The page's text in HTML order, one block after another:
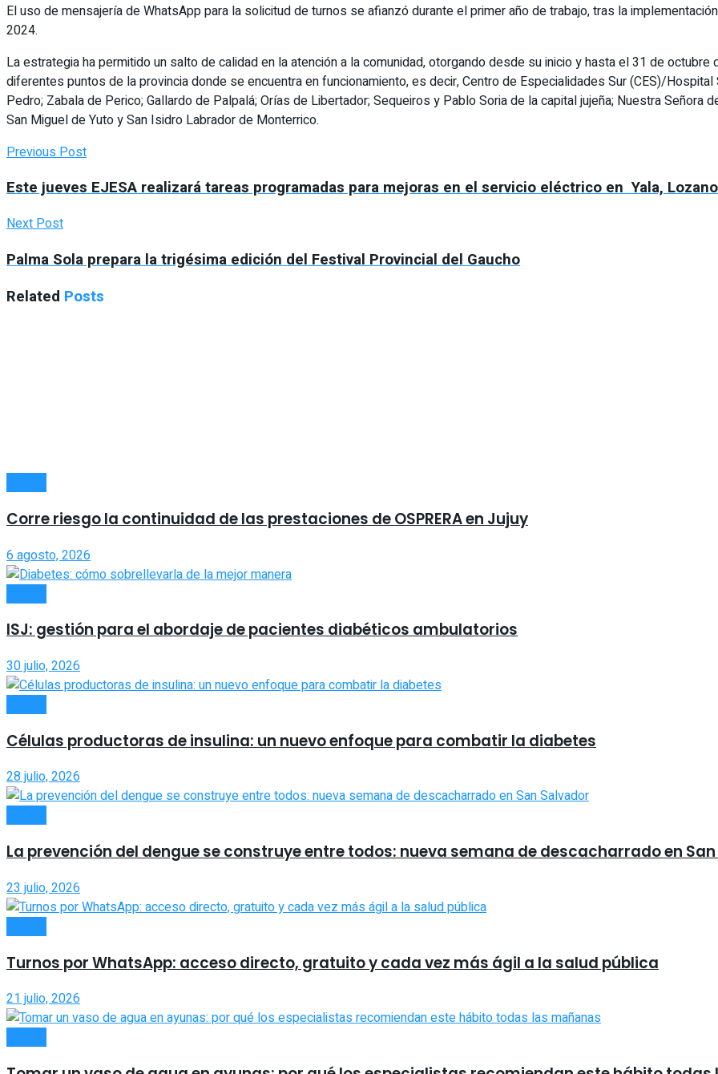
El uso de mensajería de WhatsApp para la solicitud de turnos se afianzó durante el primer año de trabajo, tras la
2024.
La estrategia ha permitido un salto de calidad en la atención a la comunidad, otorgando desde su inicio y hasta el 31 de
diferentes puntos de la provincia donde se encuentra en funcionamiento, es decir, Centro de Especialidades Sur (CES)/
Pedro; Zabala de Perico; Gallardo de Palpalá; Orías de Libertador; Sequeiros y Pablo Soria de la capital jujeña; Nuestra Señora
San Miguel de Yuto y San Isidro Labrador de Monterrico.
Previous Post
Este jueves EJESA realizará tareas programadas para mejoras en el servicio eléctrico en Yala,
Next Post
Palma Sola prepara la trigésima edición del Festival Provincial del Gaucho
Related Posts
Corre riesgo la continuidad de las prestaciones de OSPRERA en Jujuy
6 agosto, 2026
ISJ: gestión para el abordaje de pacientes diabéticos ambulatorios
30 julio, 2026
Células productoras de insulina: un nuevo enfoque para combatir la diabetes
28 julio, 2026
La prevención del dengue se construye entre todos: nueva semana de descacharrado en
23 julio, 2026
Turnos por WhatsApp: acceso directo, gratuito y cada vez más ágil a la salud pública
21 julio, 2026